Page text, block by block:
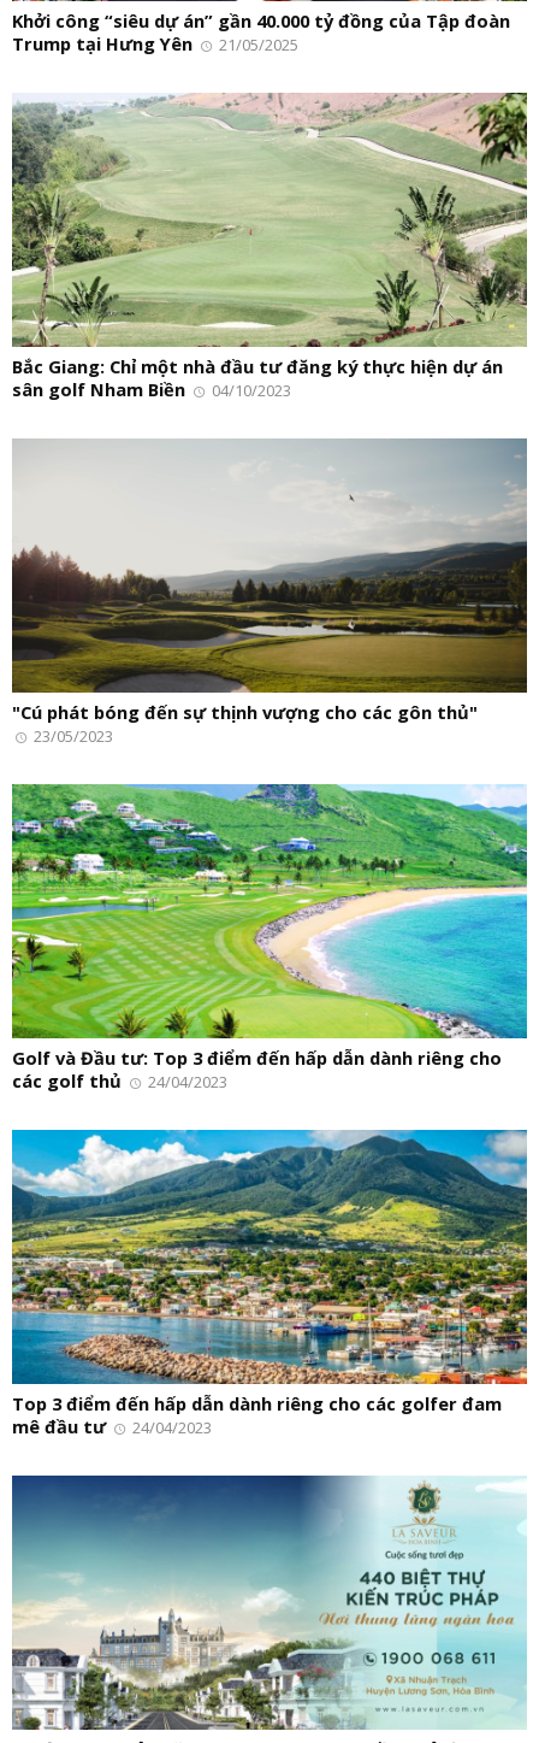
Khởi công “siêu dự án” gần 40.000 tỷ đồng của Tập đoàn
Trump tại Hưng Yên
21/05/2025
Bắc Giang: Chỉ một nhà đầu tư đăng ký thực hiện dự án
sân golf Nham Biền
04/10/2023
"Cú phát bóng đến sự thịnh vượng cho các gôn thủ"
23/05/2023
Golf và Đầu tư: Top 3 điểm đến hấp dẫn dành riêng cho
các golf thủ
24/04/2023
Top 3 điểm đến hấp dẫn dành riêng cho các golfer đam
mê đầu tư
24/04/2023